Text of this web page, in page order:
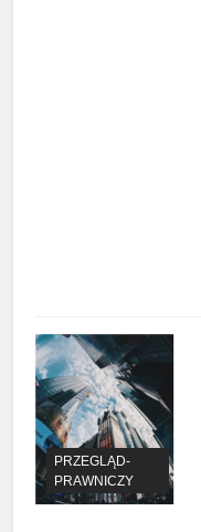
PRZEGLĄD-
PRAWNICZY